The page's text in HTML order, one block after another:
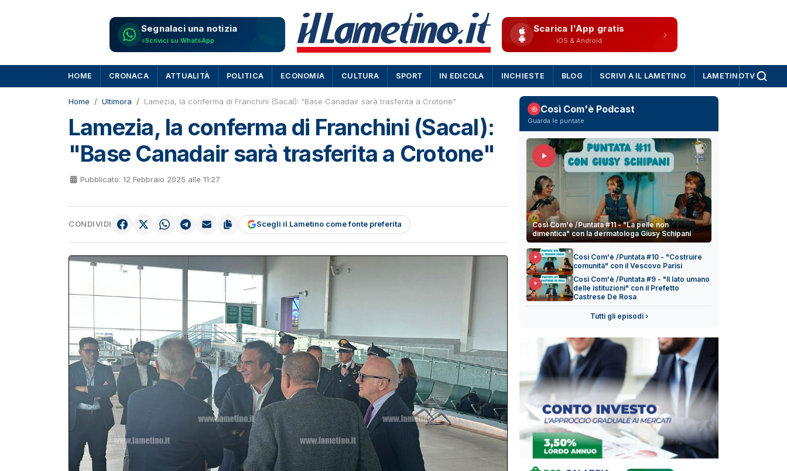
Segnalaci una notizia
Scrivici su WhatsApp
Scarica l'App gratis
iOS & Android
HOME CRONACA ATTUALITÀ POLITICA ECONOMIA CULTURA SPORT IN EDICOLA INCHIESTE BLOG SCRIVI A IL LAMETINO LAMETINOTV
Home Ultimora Lamezia, la conferma di Franchini (Sacal): "Base Canadair sarà trasferita a Crotone"
Lamezia, la conferma di Franchini (Sacal):
"Base Canadair sarà trasferita a Crotone"
Pubblicato: 12 Febbraio 2025 alle 11:27
CONDIVIDI Scegli il Lametino come fonte preferita
Così Com'è Podcast
Guarda le puntate
Così Com'è /Puntata #11 - "La pelle non
dimentica" con la dermatologa Giusy Schipani
Così Com'è /Puntata #10 - "Costruire
comunità" con il Vescovo Parisi
Così Com'è /Puntata #9 - "Il lato umano
delle istituzioni" con il Prefetto
Castrese De Rosa
Tutti gli episodi ›